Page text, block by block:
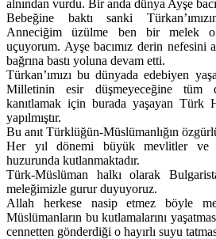
alnından vurdu. Bir anda dünya Ayşe
Bebeğine baktı sanki
Anneciğim üzülme ben bir melek
uçuyorum. Ayşe bacımız derin nefesini
bağrına bastı yoluna devam etti.
Türkan’ımızı bu dünyada edebiyen
Milletinin esir düşmeyeceğine tüm
kanıtlamak için burada yaşayan Türk
yapılmıştır.
Bu anıt Türklüğün-Müslümanlığın
Her yıl dönemi büyük mevlitler ve
huzurunda kutlanmaktadır.
Türk-Müslüman halkı olarak
meleğimizle gurur duyuyoruz.
Allah herkese nasip etmez böyle
Müslümanların bu kutlamalarını
cennetten gönderdiği o hayırlı suyu